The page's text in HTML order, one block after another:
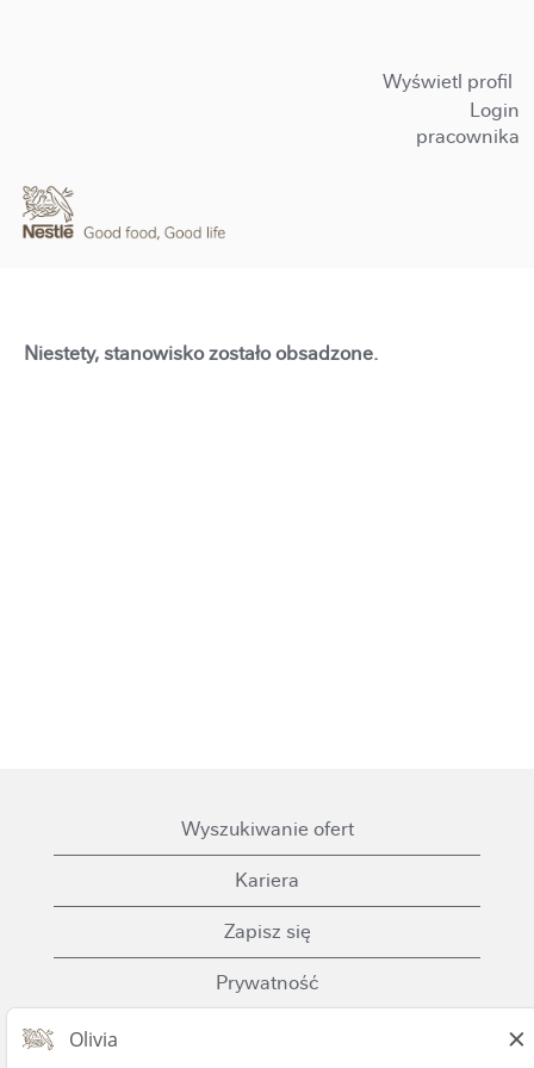
Wyświetl profil
Login
pracownika
Niestety, stanowisko zostało obsadzone.
Wyszukiwanie ofert
Kariera
Zapisz się
Prywatność